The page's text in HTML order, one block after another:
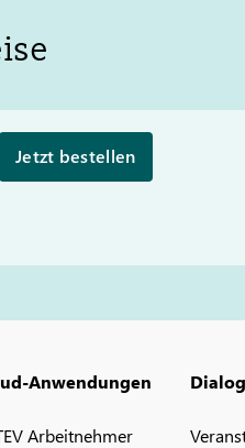
Jetzt bestellen
Anwendungen
Arbeitnehmer